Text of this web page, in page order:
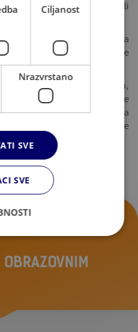
značenja pojedinih riječi ili
procjenjuje se primjena
vještine za rješavanje
gramatike, vokabulara,
slušanje i kreativno pisanje
volumen ocjenjuju se prema
komponenta na papiru i piše
Ciljanost
Nrazvrstano
SVE
SVE